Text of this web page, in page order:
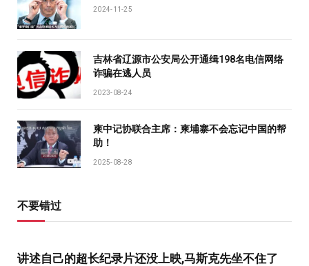
2024-11-25
吉林省辽源市公安局公开通缉198名电信网络
诈骗在逃人员
2023-08-24
柬中记协联合主席：柬埔寨不会忘记中国的帮
助！
2025-08-28
不要错过
讲述自己的超长纪录片还没上映,马斯克先坐不住了